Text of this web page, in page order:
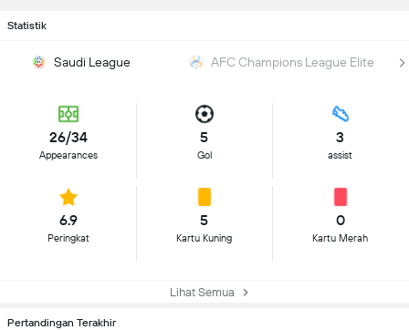
Statistik
Saudi League AFC Champions League Elite
26/34
Appearances
5
Gol
3
assist
6.9
Peringkat
5
Kartu Kuning
0
Kartu Merah
Lihat Semua
Pertandingan Terakhir